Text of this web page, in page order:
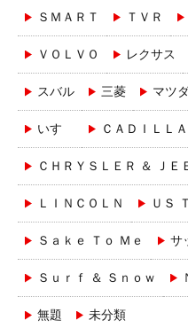
ＳＭＡＲＴ ＴＶＲ
ＶＯＬＶＯ レクサス
スバル 三菱 マツ
いすゞ ＣＡＤＩＬＬ
ＣＨＲＹＳＬＥＲ ＆ ＪＥ
ＬＩＮＣＯＬＮ ＵＳ
Ｓａｋｅ Ｔｏ Ｍｅ サ
Ｓｕｒｆ ＆ Ｓｎｏｗ
無題 未分類